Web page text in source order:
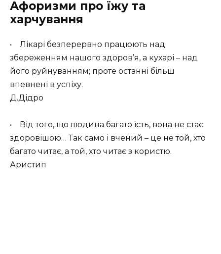
Афоризми про їжу та
харчування
• Лікарі безперервно працюють над
збереженням нашого здоров’я, а кухарі – над
його руйнуванням; проте останні більш
впевнені в успіху.
Д.Дідро
• Від того, що людина багато їсть, вона не стає
здоровішою… Так само і вчений – це не той, хто
багато читає, а той, хто читає з користю.
Аристип